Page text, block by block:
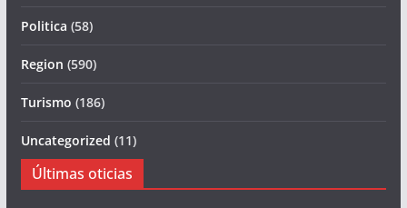
Politica (58)
Region (590)
Turismo (186)
Uncategorized (11)
Últimas oticias